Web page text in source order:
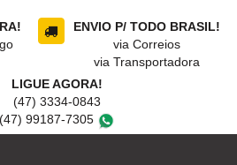
ENVIO P/ TODO BRASIL!
via Correios
via Transportadora
LIGUE AGORA!
(47) 3334-0843
(47) 99187-7305